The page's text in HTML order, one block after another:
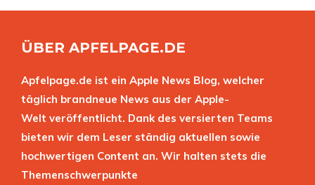
ÜBER APFELPAGE.DE
Apfelpage.de ist ein Apple News Blog, welcher
täglich brandneue News aus der Apple-
Welt veröffentlicht. Dank des versierten Teams
bieten wir dem Leser ständig aktuellen sowie
hochwertigen Content an. Wir halten stets die
Themenschwerpunkte